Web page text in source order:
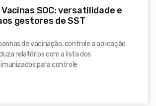
SOC: versatilidade e
gestores de SST
de vacinação, controle a aplicação
relatórios com a lista dos
para controle